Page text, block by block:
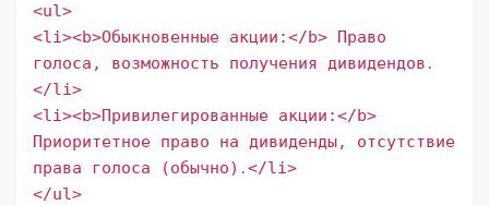
<ul>
<li><b>Обыкновенные акции:</b> Право
голоса, возможность получения дивидендов․
</li>
<li><b>Привилегированные акции:</b>
Приоритетное право на дивиденды, отсутствие
права голоса (обычно)․</li>
</ul>